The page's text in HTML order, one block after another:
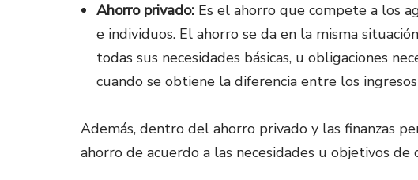
Ahorro privado: Es el ahorro que compete a los
e individuos. El ahorro se da en la misma
todas sus necesidades básicas, u obligaciones
cuando se obtiene la diferencia entre los
Además, dentro del ahorro privado y las finanzas
ahorro de acuerdo a las necesidades u objetivos de